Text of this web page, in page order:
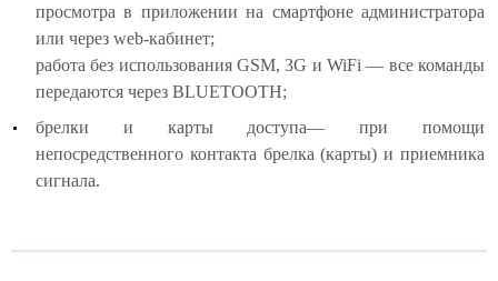
просмотра в приложении на смартфоне администратора
или через web-кабинет;
работа без использования GSM, 3G и WiFi — все команды
передаются через BLUETOOTH;
брелки и карты доступа— при помощи
непосредственного контакта брелка (карты) и приемника
сигнала.